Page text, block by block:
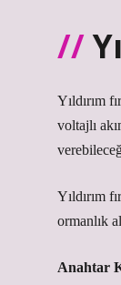
Yıldırım
voltajlı
Yıldırım
ormanlık
Anahtar